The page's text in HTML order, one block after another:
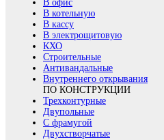
В офис
В котельную
В кассу
В электрощитовую
КХО
Строительные
Антивандальные
Внутреннего открывания
ПО КОНСТРУКЦИИ
Трехконтурные
Двупольные
С фрамугой
Двухстворчатые